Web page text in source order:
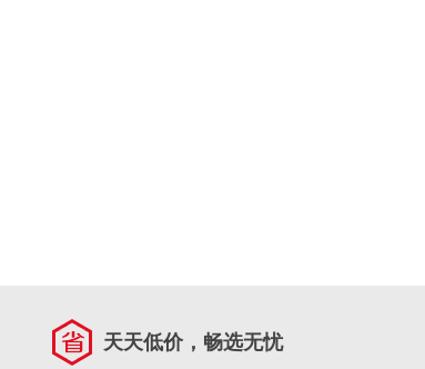
天天低价，畅选无忧